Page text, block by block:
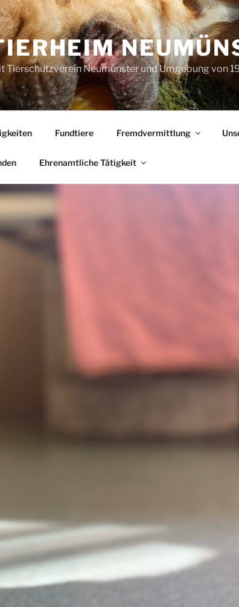
Tierschutzverein Neumünster und Umgebung von
Fundtiere Fremdvermittlung
Ehrenamtliche Tätigkeit